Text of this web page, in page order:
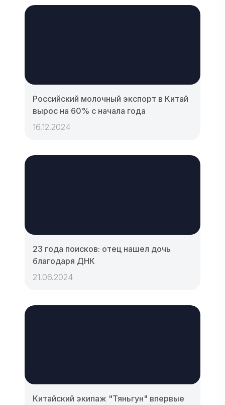
Российский молочный экспорт в Китай
вырос на 60% с начала года
16.12.2024
23 года поисков: отец нашел дочь
благодаря ДНК
21.06.2024
Китайский экипаж "Тяньгун" впервые